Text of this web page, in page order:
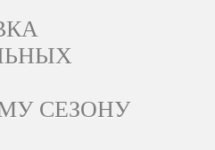
СЕЗОНУ